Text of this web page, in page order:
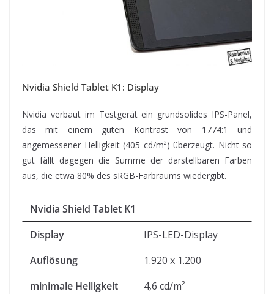
Nvidia Shield Tablet K1: Display
Nvidia verbaut im Testgerät ein grundsolides IPS-Panel,
das mit einem guten Kontrast von 1774:1 und
angemessener Helligkeit (405 cd/m²) überzeugt. Nicht so
gut fällt dagegen die Summe der darstellbaren Farben
aus, die etwa 80% des sRGB-Farbraums wiedergibt.
Nvidia Shield Tablet K1
Display
IPS-LED-Display
Auflösung
1.920 x 1.200
minimale Helligkeit
4,6 cd/m²